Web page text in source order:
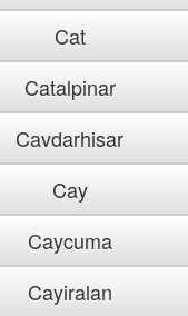
Cat
Catalpinar
Cavdarhisar
Cay
Caycuma
Cayiralan